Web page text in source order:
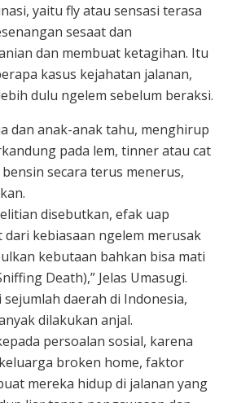
yaitu fly atau sensasi terasa
sesaat dan
dan membuat ketagihan. Itu
kasus kejahatan jalanan,
dulu ngelem sebelum beraksi.
dan anak-anak tahu, menghirup
pada lem, tinner atau cat
secara terus menerus,
disebutkan, efak uap
kebiasaan ngelem merusak
kebutaan bahkan bisa mati
Death),” Jelas Umasugi.
daerah di Indonesia,
dilakukan anjal.
persoalan sosial, karena
broken home, faktor
mereka hidup di jalanan yang